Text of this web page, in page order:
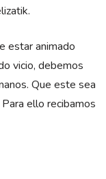
animado
vicio, debemos
Que este sea
ello recibamos